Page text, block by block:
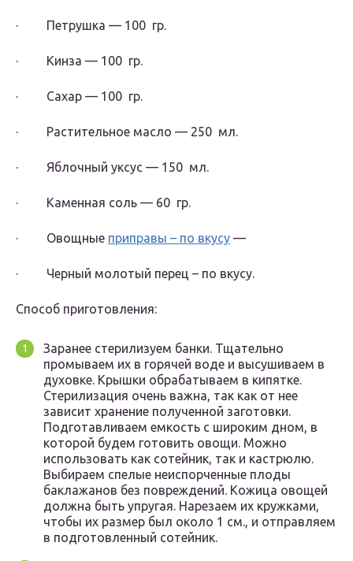
· Петрушка — 100 гр.
· Кинза — 100 гр.
· Сахар — 100 гр.
· Растительное масло — 250 мл.
· Яблочный уксус — 150 мл.
· Каменная соль — 60 гр.
· Овощные приправы – по вкусу —
· Черный молотый перец – по вкусу.
Способ приготовления:
Заранее стерилизуем банки. Тщательно
промываем их в горячей воде и высушиваем в
духовке. Крышки обрабатываем в кипятке.
Стерилизация очень важна, так как от нее
зависит хранение полученной заготовки.
Подготавливаем емкость с широким дном, в
которой будем готовить овощи. Можно
использовать как сотейник, так и кастрюлю.
Выбираем спелые неиспорченные плоды
баклажанов без повреждений. Кожица овощей
должна быть упругая. Нарезаем их кружками,
чтобы их размер был около 1 см., и отправляем
в подготовленный сотейник.